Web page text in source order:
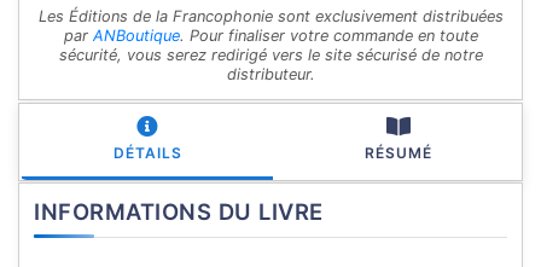
Les Éditions de la Francophonie sont exclusivement distribuées
par ANBoutique. Pour finaliser votre commande en toute
sécurité, vous serez redirigé vers le site sécurisé de notre
distributeur.
DÉTAILS RÉSUMÉ
INFORMATIONS DU LIVRE